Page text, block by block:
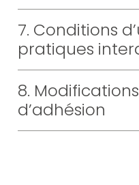
7. Conditions
pratiques
8.
d’adhésion